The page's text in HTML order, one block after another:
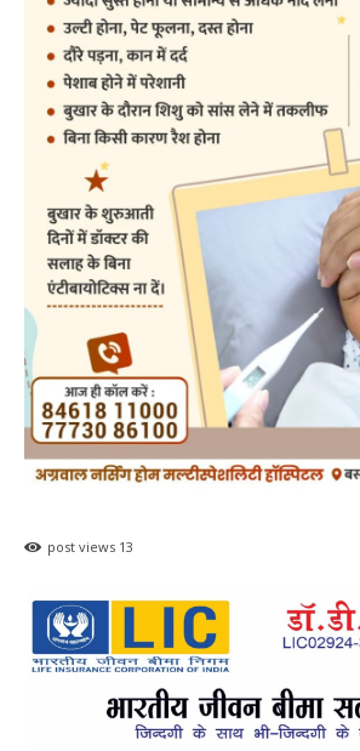
post views 13